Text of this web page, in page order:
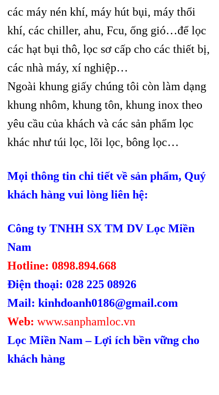
các máy nén khí, máy hút bụi, máy thổi
khí, các chiller, ahu, Fcu, ống gió…để lọc
các hạt bụi thô, lọc sơ cấp cho các thiết bị,
các nhà máy, xí nghiệp…
Ngoài khung giấy chúng tôi còn làm dạng
khung nhôm, khung tôn, khung inox theo
yêu cầu của khách và các sản phẩm lọc
khác như túi lọc, lõi lọc, bông lọc…
Mọi thông tin chi tiết về sản phẩm, Quý
khách hàng vui lòng liên hệ:
Công ty TNHH SX TM DV Lọc Miền
Nam
Hotline: 0898.894.668
Điện thoại: 028 225 08926
Mail: kinhdoanh0186@gmail.com
Web: www.sanphamloc.vn
Lọc Miền Nam – Lợi ích bền vững cho
khách hàng